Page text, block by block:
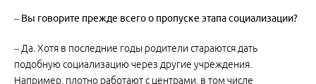
– Вы говорите прежде всего о пропуске этапа социализации?
– Да. Хотя в последние годы родители стараются дать
подобную социализацию через другие учреждения.
Например, плотно работают с центрами, в том числе